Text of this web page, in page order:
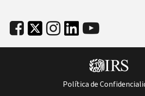
Política de